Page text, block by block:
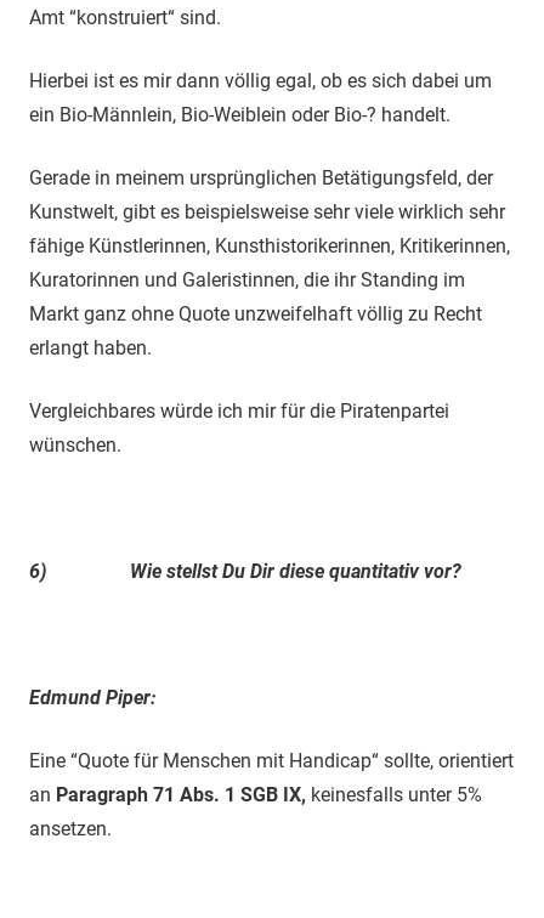
Amt “konstruiert“ sind.
Hierbei ist es mir dann völlig egal, ob es sich dabei um
ein Bio-Männlein, Bio-Weiblein oder Bio-? handelt.
Gerade in meinem ursprünglichen Betätigungsfeld, der
Kunstwelt, gibt es beispielsweise sehr viele wirklich sehr
fähige Künstlerinnen, Kunsthistorikerinnen, Kritikerinnen,
Kuratorinnen und Galeristinnen, die ihr Standing im
Markt ganz ohne Quote unzweifelhaft völlig zu Recht
erlangt haben.
Vergleichbares würde ich mir für die Piratenpartei
wünschen.
6) Wie stellst Du Dir diese quantitativ vor?
Edmund Piper:
Eine “Quote für Menschen mit Handicap“ sollte, orientiert
an Paragraph 71 Abs. 1 SGB IX, keinesfalls unter 5%
ansetzen.